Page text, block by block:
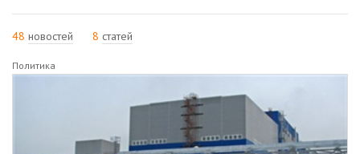
48 новостей 8 статей
Политика